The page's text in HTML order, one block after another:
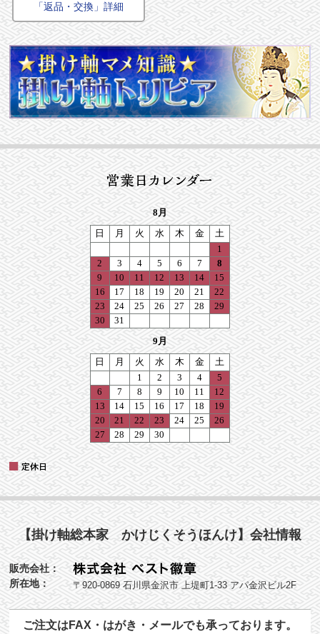
「返品・交換」詳細
【掛け軸総本家 かけじくそうほんけ】会社情報
販売会社：
所在地：
〒920-0869 石川県金沢市 上堤町1-33 アパ金沢ビル2F
ご注文はFAX・はがき・メールでも承っております。